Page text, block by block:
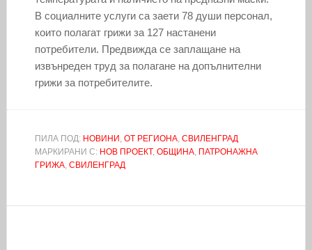
В социалните услуги са заети 78 души персонал,
които полагат грижи за 127 настанени
потребители. Предвижда се заплащане на
извънреден труд за полагане на допълнителни
грижи за потребителите.
ПИЛА ПОД: НОВИНИ , ОТ РЕГИОНА, СВИЛЕНГРАД
МАРКИРАНИ С: НОВ ПРОЕКТ, ОБЩИНА, ПАТРОНАЖНА
ГРИЖА, СВИЛЕНГРАД